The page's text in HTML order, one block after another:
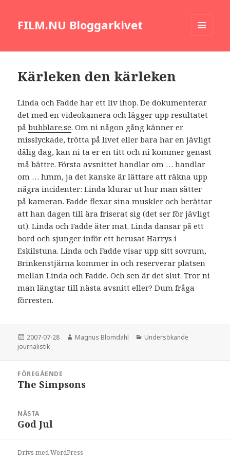
FILM.NU Bloggarkivet
Kärleken den kärleken
Linda och Fadde har ett liv ihop. De dokumenterar
det med en videokamera och lägger upp resultatet
påbubblare.se. Om ni någon gång känner er
misslyckade, trötta på livet eller bara har en jävligt
dålig dag, kan ni ta er en titt och ni kommer genast
må bättre. Första avsnittet handlar om … handlar
om … hmm, ja det kanske är lättare att räkna upp
några incidenter: Linda klurar ut hur man sätter
på kameran. Fadde flexar sina muskler och berättar
att han dagen till ära friserat sig (det ser för jävligt
ut). Linda och Fadde äter mat. Linda dansar på ett
bord och sjunger inför ett berusat Harrys i
Eskilstuna. Linda och Fadde visar upp sitt sovrum,
Brinkenstjärna kommer in och reserverar platsen
mellan Linda och Fadde. Och sen är det slut. Tror ni
man längtar till nästa avsnitt eller? Dum fråga
förresten.
Postat
2007-07-28 Författare
Magnus Blomdahl Kategorier
Undersökande
journalistik
FÖREGÅENDE
Föregående
The Simpsons
NÄSTA
Nästa
God Jul
Drivs med WordPress